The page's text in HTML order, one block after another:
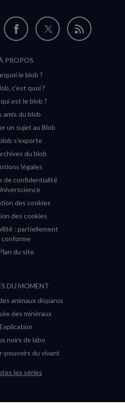
Nous
sur
Facebook
(nouvelle
Nous
Flux
PROPOS
le blob ?
c'est quoi ?
est le blob ?
amis du blob
un sujet au Blob
s'exporte
du blob
légales
de confidentialité
des cookies
des cookies
: partiellement
conforme
du site
DU MOMENT
animaux disparus
des minéraux
Explication
noirs de labo
pouvoirs du vivant
les séries